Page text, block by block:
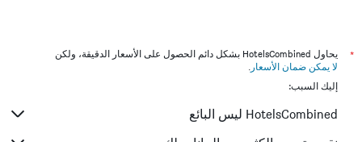
*
يحاول HotelsCombined بشكل دائم الحصول على الأسعار الدقيقة، ولكن
لا يمكن ضمان الأسعار .
إليك السبب:
HotelsCombined ليس البائع